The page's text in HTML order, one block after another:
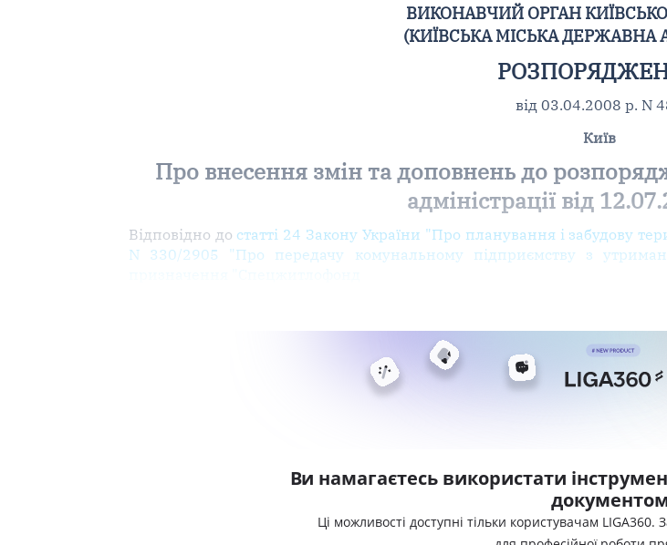
ВИКОНАВЧИЙ ОРГАН
(КИЇВСЬКА МІСЬКА ДЕРЖАВНА
від 03.04.2008 р. N
Київ
Про внесення змін та доповнень до
адміністрації від
Відповідно до статті 24 Закону України "Про планування і забудову
N 330/2905 "Про передачу комунальному підприємству з
Ви намагаєтесь використати
Ці можливості доступні тільки користувачам